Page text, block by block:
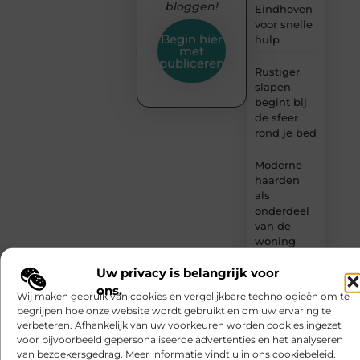
Uw privacy is belangrijk voor
ons.
Wij maken gebruik van cookies en vergelijkbare technologieën om te
begrijpen hoe onze website wordt gebruikt en om uw ervaring te
verbeteren. Afhankelijk van uw voorkeuren worden cookies ingezet
voor bijvoorbeeld gepersonaliseerde advertenties en het analyseren
van bezoekersgedrag. Meer informatie vindt u in ons cookiebeleid.
Eindhoven
voor snelle
hulp
Rustiger
slapen
begint bij
de sfeer
rond je bed
Moderne
haarden
als
onderdeel
van de
woning
morgen
Slotenmaker
Geldrop bij
inbraakschade
en spoed
bloggen!
Begin hier
met
publiceren